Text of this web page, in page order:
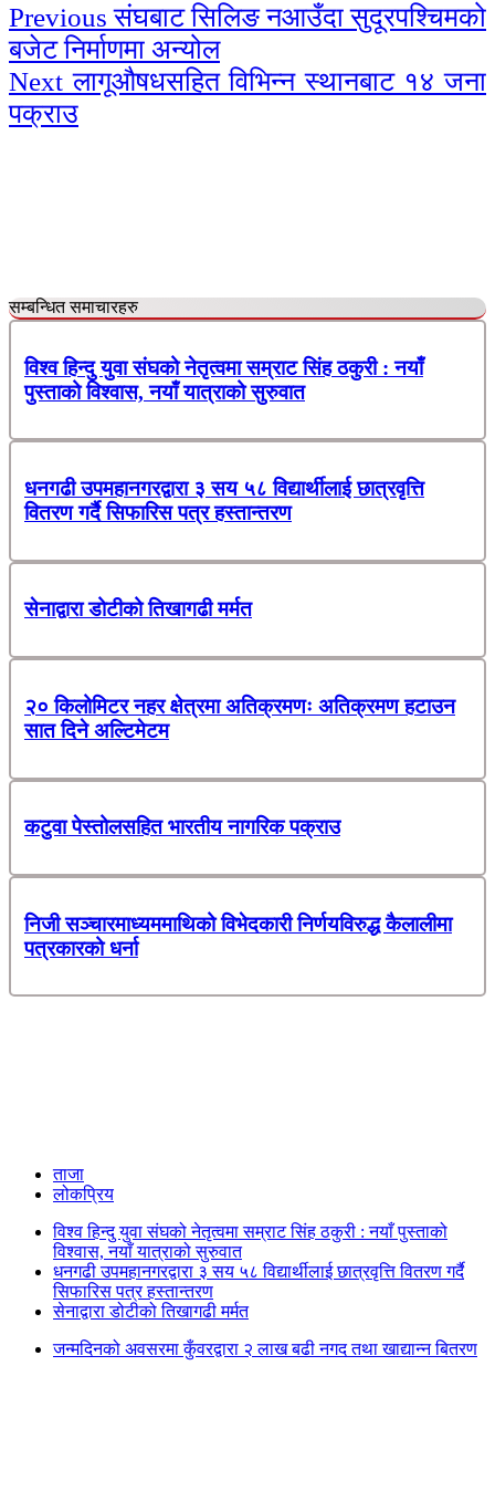
Continue
Reading
Previous संघबाट सिलिङ नआउँदा सुदूरपश्चिमको
बजेट निर्माणमा अन्योल
Next लागूऔषधसहित विभिन्न स्थानबाट १४ जना
पक्राउ
सम्बन्धित समाचारहरु
विश्व हिन्दु युवा संघको नेतृत्वमा सम्राट सिंह ठकुरी : नयाँ
पुस्ताको विश्वास, नयाँ यात्राको सुरुवात
धनगढी उपमहानगरद्वारा ३ सय ५८ विद्यार्थीलाई छात्रवृत्ति
वितरण गर्दै सिफारिस पत्र हस्तान्तरण
सेनाद्वारा डोटीको तिखागढी मर्मत
२० किलोमिटर नहर क्षेत्रमा अतिक्रमणः अतिक्रमण हटाउन
सात दिने अल्टिमेटम
कटुवा पेस्तोलसहित भारतीय नागरिक पक्राउ
निजी सञ्चारमाध्यममाथिको विभेदकारी निर्णयविरुद्ध कैलालीमा
पत्रकारको धर्ना
ताजा
लोकप्रिय
विश्व हिन्दु युवा संघको नेतृत्वमा सम्राट सिंह ठकुरी : नयाँ पुस्ताको
विश्वास, नयाँ यात्राको सुरुवात
धनगढी उपमहानगरद्वारा ३ सय ५८ विद्यार्थीलाई छात्रवृत्ति वितरण गर्दै
सिफारिस पत्र हस्तान्तरण
सेनाद्वारा डोटीको तिखागढी मर्मत
जन्मदिनको अवसरमा कुँवरद्वारा २ लाख बढी नगद तथा खाद्यान्न बितरण